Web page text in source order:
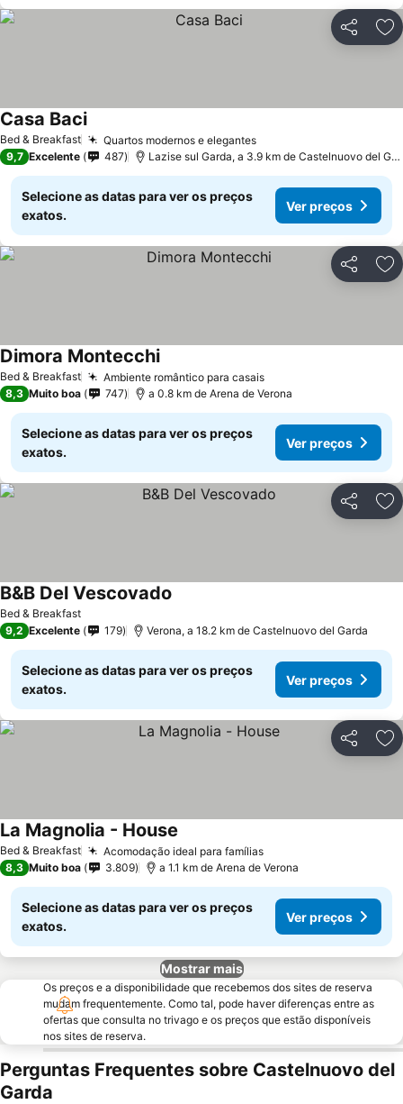
Partilhar
Bed & Breakfast Quartos modernos e elegantes
Casa Baci
9,7 Excelente 487 Lazise sul Garda, a 3.9 km de Castelnuovo del Garda
Selecione as datas para ver os preços
exatos.
Ver preços
Partilhar
Bed & Breakfast Ambiente romântico para casais
Dimora Montecchi
8,3 Muito boa 747 a 0.8 km de Arena de Verona
Selecione as datas para ver os preços
exatos.
Ver preços
Partilhar
Bed & Breakfast
B&B Del Vescovado
9,2 Excelente 179 Verona, a 18.2 km de Castelnuovo del Garda
Selecione as datas para ver os preços
exatos.
Ver preços
Partilhar
Bed & Breakfast Acomodação ideal para famílias
La Magnolia - House
8,3 Muito boa 3.809 a 1.1 km de Arena de Verona
Selecione as datas para ver os preços
exatos.
Ver preços
Mostrar mais
Os preços e a disponibilidade que recebemos dos sites de reserva
mudam frequentemente. Como tal, pode haver diferenças entre as
ofertas que consulta no trivago e os preços que estão disponíveis
nos sites de reserva.
Perguntas Frequentes sobre Castelnuovo del
Garda